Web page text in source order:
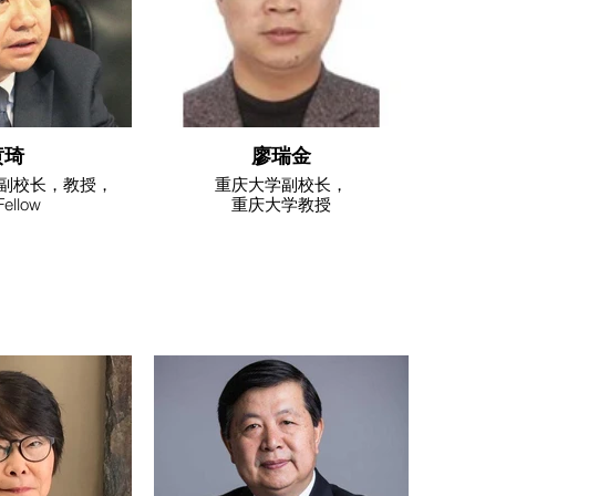
琦
校长，教授，
廖瑞金
重庆大学副校长，
重庆大学教授